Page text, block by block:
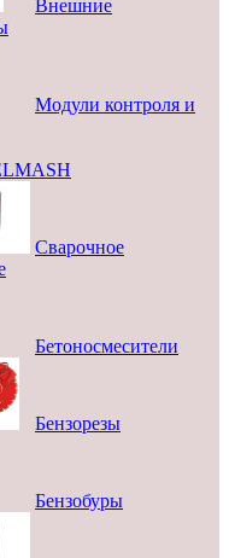
Внешние
Модули контроля и
Сварочное
Бетоносмесители
Бензорезы
Бензобуры